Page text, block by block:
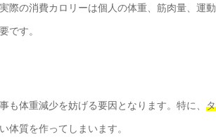
際の消費カロリーは個人の体重、筋肉量、運
です。
体重減少を妨げる要因となります。特に、
体質を作ってしまいます。